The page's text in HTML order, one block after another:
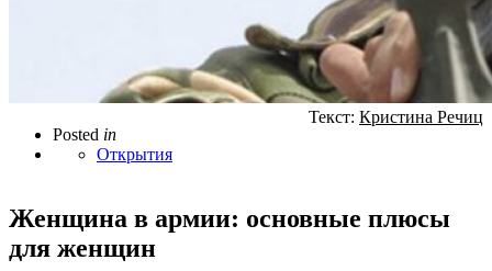
Posted in
Открытия
Текст: Кристина Речиц
Женщина в армии: основные плюсы
для женщин